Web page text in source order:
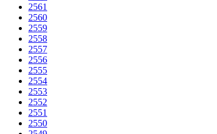
2561
2560
2559
2558
2557
2556
2555
2554
2553
2552
2551
2550